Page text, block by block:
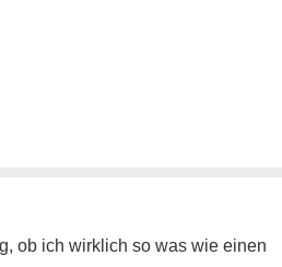
ob ich wirklich so was wie einen